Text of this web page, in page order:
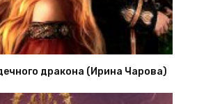
дракона (Ирина Чарова)